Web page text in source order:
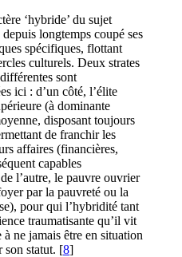
‘hybride’ du sujet
longtemps coupé ses
spécifiques, flottant
culturels. Deux strates
sont
ici : d’un côté, l’élite
(à dominante
disposant toujours
de franchir les
affaires (financières,
capables
l’autre, le pauvre ouvrier
par la pauvreté ou la
pour qui l’hybridité tant
traumatisante qu’il vit
ne jamais être en situation
son statut. [8]